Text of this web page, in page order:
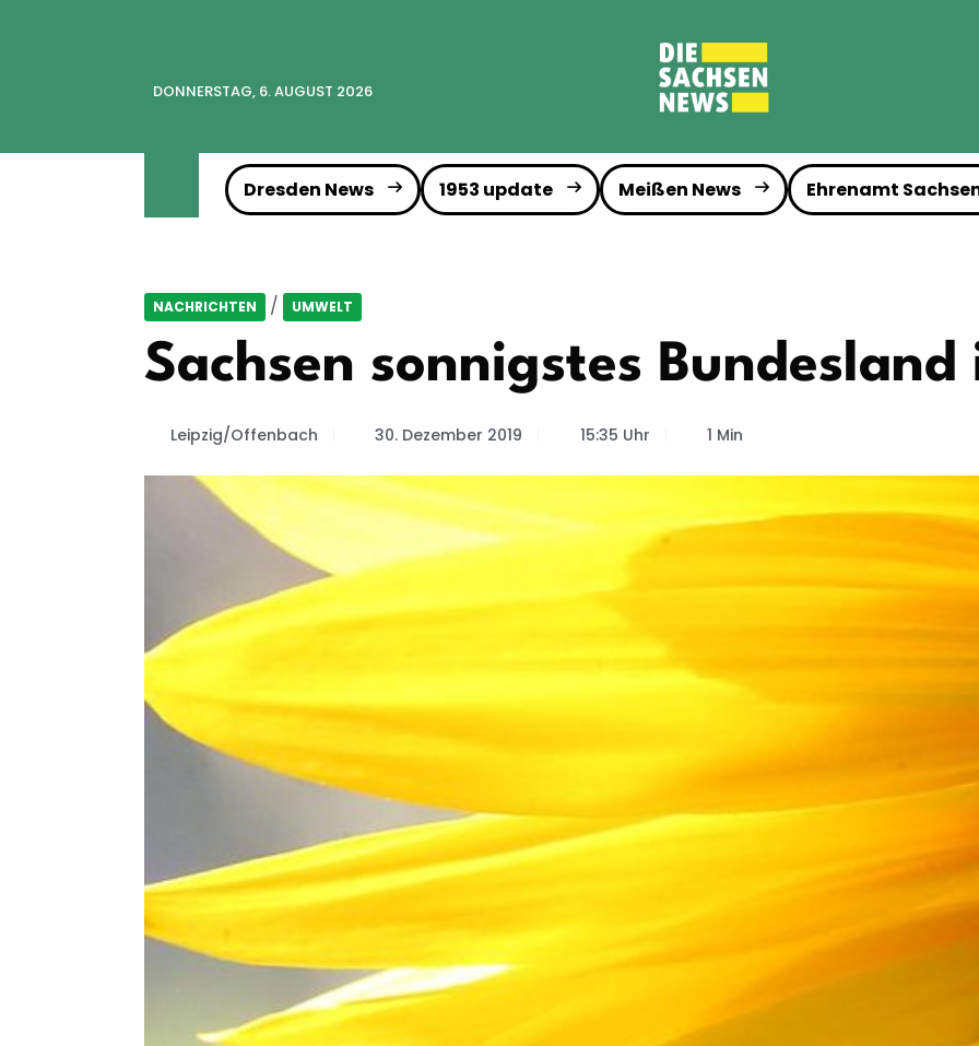
DONNERSTAG, 6. AUGUST 2026
Dresden News 1953 update Meißen News Ehrenamt
NACHRICHTEN / UMWELT
Sachsen sonnigstes
Leipzig/Offenbach 30. Dezember 2019 15:35 Uhr 1 Min